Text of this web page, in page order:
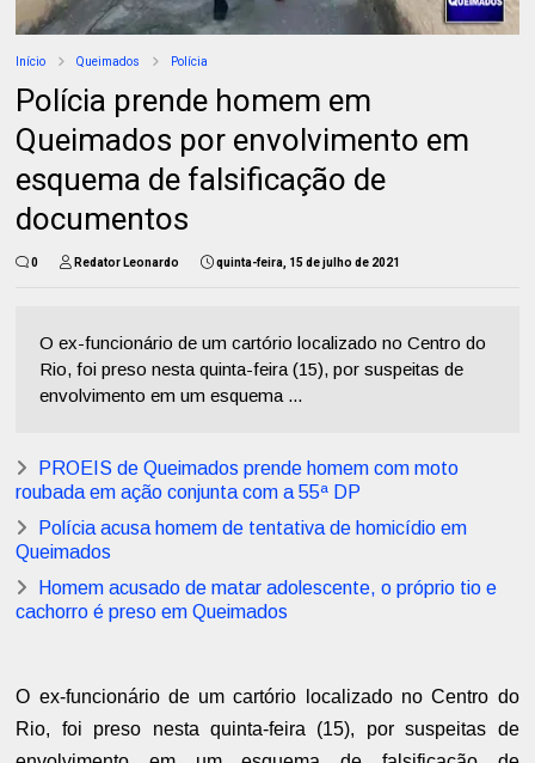
Início Queimados Polícia
Polícia prende homem em
Queimados por envolvimento em
esquema de falsificação de
documentos
0 Redator Leonardo quinta-feira, 15 de julho de 2021
O ex-funcionário de um cartório localizado no Centro do
Rio, foi preso nesta quinta-feira (15), por suspeitas de
envolvimento em um esquema ...
PROEIS de Queimados prende homem com moto
roubada em ação conjunta com a 55ª DP
Polícia acusa homem de tentativa de homicídio em
Queimados
Homem acusado de matar adolescente, o próprio tio e
cachorro é preso em Queimados
O ex-funcionário de um cartório localizado no Centro do
Rio, foi preso nesta quinta-feira (15), por suspeitas de